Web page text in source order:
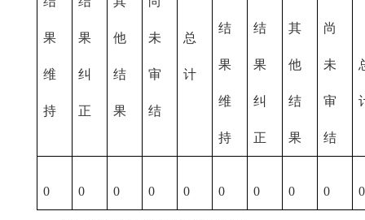
果
维
持
果
纠
正
他
结
果
未
审
结
总
计
结
果
维
持
结
果
纠
正
其
他
结
果
尚
未
审
结
0 0 0 0 0 0 0 0 0 0